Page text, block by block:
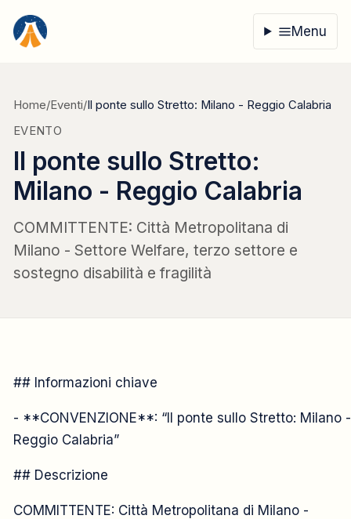
Menu
Home/Eventi/Il ponte sullo Stretto: Milano - Reggio Calabria
EVENTO
Il ponte sullo Stretto:
Milano - Reggio Calabria
COMMITTENTE: Città Metropolitana di
Milano - Settore Welfare, terzo settore e
sostegno disabilità e fragilità
2015
27 ottobre
## Informazioni chiave
- **CONVENZIONE**: “Il ponte sullo Stretto: Milano -
Reggio Calabria”
## Descrizione
COMMITTENTE: Città Metropolitana di Milano -